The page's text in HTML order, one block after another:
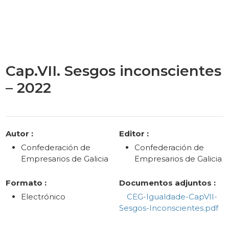
Cap.VII. Sesgos inconscientes
– 2022
Autor :
Confederación de
Empresarios de Galicia
Editor :
Confederación de
Empresarios de Galicia
Formato :
Electrónico
Documentos adjuntos :
CEG-Igualdade-CapVII-
Sesgos-Inconscientes.pdf